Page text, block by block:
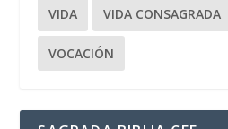
VIDA VIDA CONSAGRADA
VOCACIÓN